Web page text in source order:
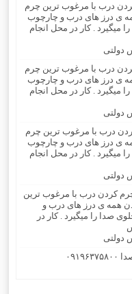
درب با مرغوب ترین چرم
ی درز های درب و چارچوب
میگیرد . کار در محل انجام
درب با مرغوب ترین چرم
ی درز های درب و چارچوب
میگیرد . کار در محل انجام
درب با مرغوب ترین چرم
ی درز های درب و چارچوب
میگیرد . کار در محل انجام
کردن درب با مرغوب ترین
همه ی درز های درب و
صدا را میگیرد . کار در
اکوستیک -درب عایق-صوتی ضد-صدا ۰۹۱۹۶۳۷۵۸۰۰